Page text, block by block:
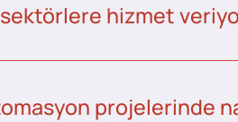
hizmet
projelerinde